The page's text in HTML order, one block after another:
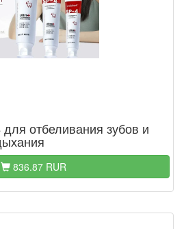
отбеливания зубов и
836.87 RUR